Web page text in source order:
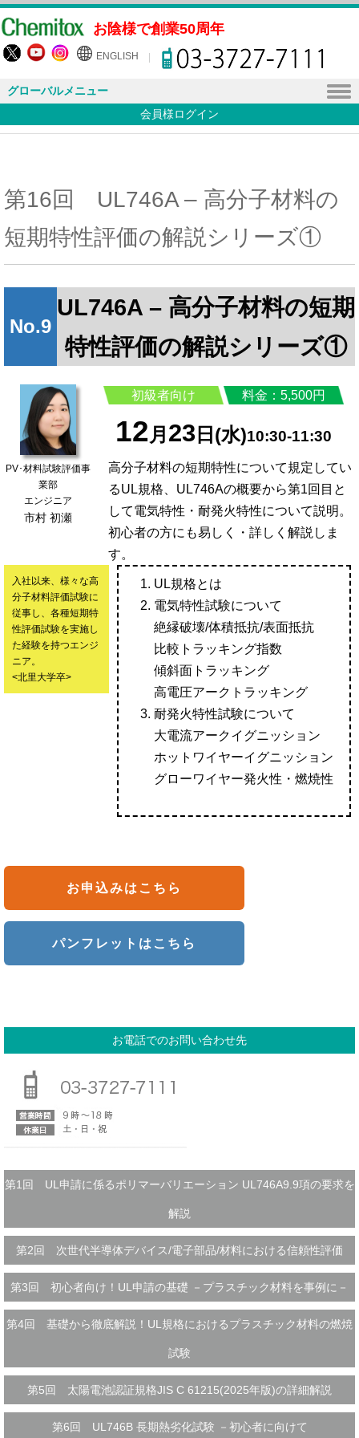
お陰様で創業50周年
ENGLISH
グローバルメニュー
会員様ログイン
第16回 UL746A – 高分子材料の
短期特性評価の解説シリーズ①
No.9
UL746A – 高分子材料の短期
特性評価の解説シリーズ①
PV･材料試験評価事
業部
エンジニア
市村 初瀬
初級者向け 料金：5,500円
12月 23日(水)10:30-11:30
高分子材料の短期特性について規定してい
るUL規格、UL746Aの概要から第1回目と
して電気特性・耐発火特性について説明。
初心者の方にも易しく・詳しく解説しま
す。
入社以来、様々な高
分子材料評価試験に
従事し、各種短期特
性評価試験を実施し
た経験を持つエンジ
ニア。
<北里大学卒>
UL規格とは
電気特性試験について
絶縁破壊/体積抵抗/表面抵抗
比較トラッキング指数
傾斜面トラッキング
高電圧アークトラッキング
耐発火特性試験について
大電流アークイグニッション
ホットワイヤーイグニッション
グローワイヤー発火性・燃焼性
お申込みはこちら
パンフレットはこちら
お電話でのお問い合わせ先
第1回 UL申請に係るポリマーバリエーション UL746A9.9項の要求を
解説
第2回 次世代半導体デバイス/電子部品/材料における信頼性評価
第3回 初心者向け！UL申請の基礎 －プラスチック材料を事例に－
第4回 基礎から徹底解説！UL規格におけるプラスチック材料の燃焼
試験
第5回 太陽電池認証規格JIS C 61215(2025年版)の詳細解説
第6回 UL746B 長期熱劣化試験 －初心者に向けて